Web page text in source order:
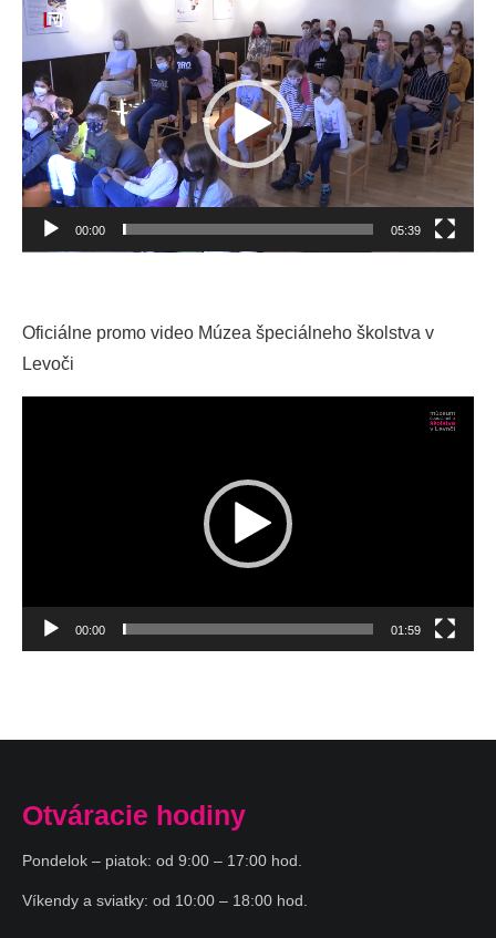
Video
prehrávač
00:00 05:39
Oficiálne promo video Múzea špeciálneho školstva v
Levoči
00:00 01:59
Otváracie hodiny
Pondelok – piatok: od 9:00 – 17:00 hod.
Víkendy a sviatky: od 10:00 – 18:00 hod.